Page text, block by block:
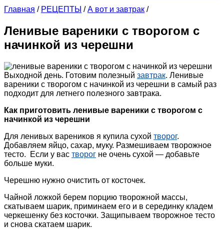
Главная / РЕЦЕПТЫ /А вот и завтрак /
Ленивые вареники с творогом с
начинкой из черешни
Выходной день. Готовим полезный завтрак. Ленивые
вареники с творогом с начинкой из черешни в самый раз
подходит для летнего полезного завтрака.
Как приготовить ленивые вареники с творогом с
начинкой из черешни
Для ленивых вареников я купила сухой творог.
Добавляем яйцо, сахар, муку. Размешиваем творожное
тесто. Если у вас творог не очень сухой — добавьте
больше муки.
Черешню нужно очистить от косточек.
Чайной ложкой берем порцию творожной массы,
скатываем шарик, приминаем его и в серединку кладем
черкешенку без косточки. Защипываем творожное тесто
и снова скатаем шарик.